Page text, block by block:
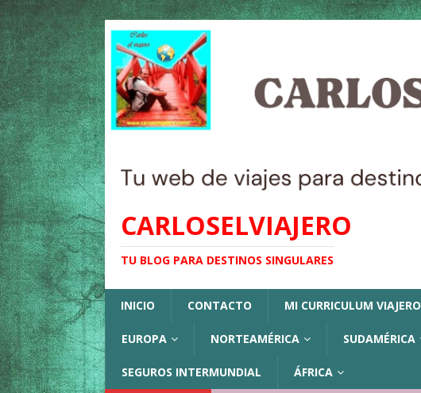
CARLOSELVIAJERO
TU BLOG PARA DESTINOS SINGULARES
INICIO CONTACTO MI CURRICULUM VIAJERO
EUROPA NORTEAMÉRICA SUDAMÉRICA
SEGUROS INTERMUNDIAL ÁFRICA